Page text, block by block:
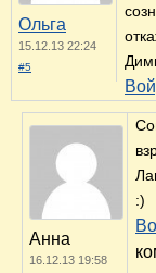
Ольга
15.12.13 22:24
#5
Анна
16.12.13 19:58
:)